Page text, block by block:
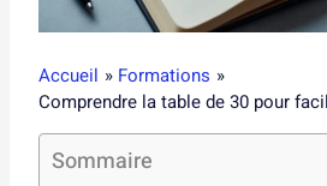
Accueil
Formations
Comprendre la table de 30 pour
Sommaire